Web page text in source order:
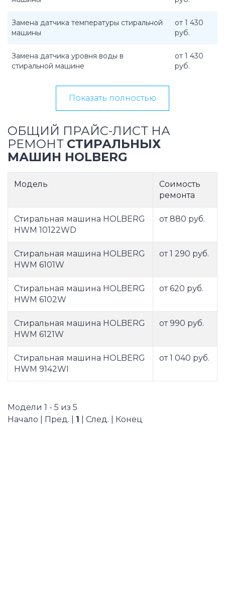
Замена датчика температуры стиральной
машины
от 1 430
руб.
Замена датчика уровня воды в
стиральной машине
от 1 430
руб.
Показать полностью
ОБЩИЙ ПРАЙС-ЛИСТ НА
РЕМОНТ СТИРАЛЬНЫХ
МАШИН HOLBERG
Модель
Соимость
ремонта
Стиральная машина HOLBERG
HWM 10122WD
от 880 руб.
Стиральная машина HOLBERG
HWM 6101W
от 1 290 руб.
Стиральная машина HOLBERG
HWM 6102W
от 620 руб.
Стиральная машина HOLBERG
HWM 6121W
от 990 руб.
Стиральная машина HOLBERG
HWM 9142WI
от 1 040 руб.
Модели 1 - 5 из 5
Начало | Пред. | 1 | След. | Конец